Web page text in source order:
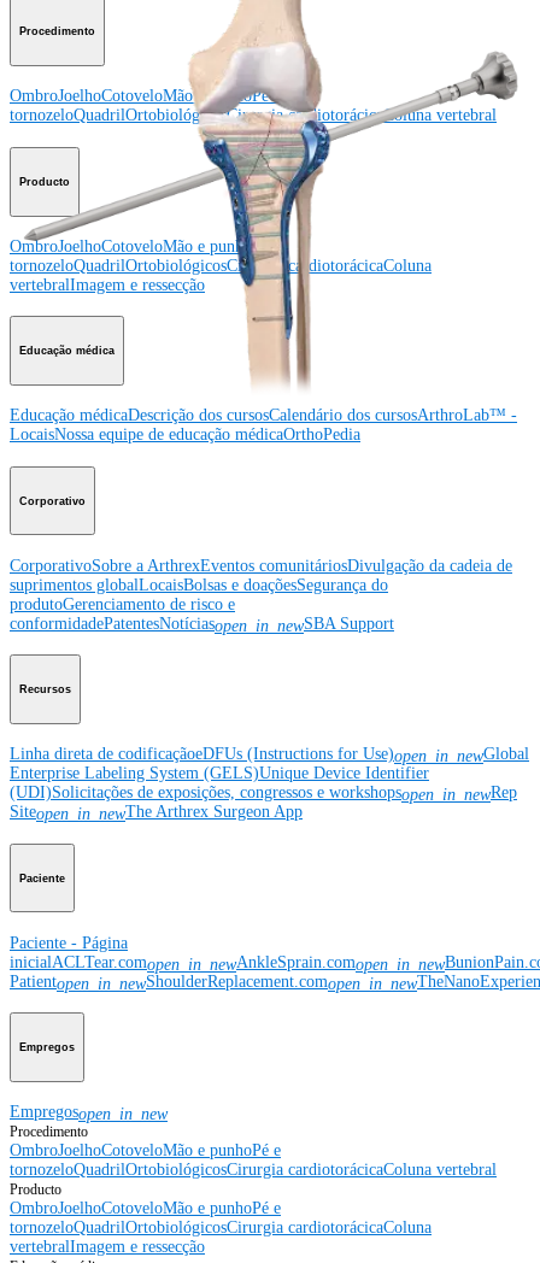
Procedimento
OmbroJoelhoCotoveloMão e punhoPé e
tornozeloQuadrilOrtobiológicosCirurgia cardiotorácicaColuna vertebral
Producto
OmbroJoelhoCotoveloMão e punho Pé e
tornozeloQuadrilOrtobiológicosCirurgia cardiotorácicaColuna
vertebralImagem e ressecção
Educação médica
Educação médicaDescrição dos cursosCalendário dos cursosArthroLab™ -
LocaisNossa equipe de educação médicaOrthoPedia
Corporativo
CorporativoSobre a ArthrexEventos comunitáriosDivulgação da cadeia de
suprimentos globalLocaisBolsas e doaçõesSegurança do
produtoGerenciamento de risco e
conformidadePatentesNotíciasopen_in_newSBA Support
Recursos
Linha direta de codificaçãoeDFUs (Instructions for Use)open_in_newGlobal
Enterprise Labeling System (GELS)Unique Device Identifier
(UDI)Solicitações de exposições, congressos e workshopsopen_in_newRep
Siteopen_in_newThe Arthrex Surgeon App
Paciente
Paciente - Página
inicial ACLTear.comopen_in_newAnkleSprain.comopen_in_new
Patientopen_in_newShoulderReplacement.comopen_in_new
Empregos
Empregosopen_in_new
Procedimento
OmbroJoelhoCotoveloMão e punhoPé e
tornozeloQuadrilOrtobiológicosCirurgia cardiotorácicaColuna vertebral
Producto
OmbroJoelhoCotoveloMão e punhoPé e
tornozeloQuadrilOrtobiológicosCirurgia cardiotorácicaColuna
vertebralImagem e ressecção